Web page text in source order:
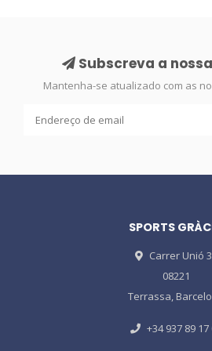
Subscreva a
Mantenha-se atualizado com as
SPORTS
Carrer Unió
08221
Terrassa,
+34 937 89 17